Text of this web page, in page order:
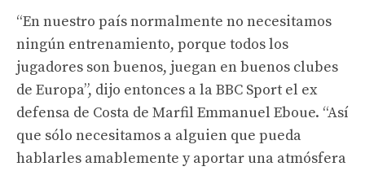
“En nuestro país normalmente no necesitamos
ningún entrenamiento, porque todos los
jugadores son buenos, juegan en buenos clubes
de Europa”, dijo entonces a la BBC Sport el ex
defensa de Costa de Marfil Emmanuel Eboue. “Así
que sólo necesitamos a alguien que pueda
hablarles amablemente y aportar una atmósfera